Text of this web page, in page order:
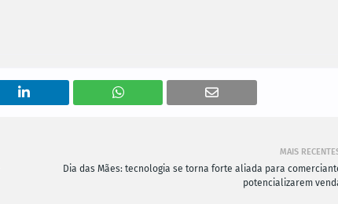
MAIS
Dia das Mães: tecnologia se torna forte aliada para
potencializarem